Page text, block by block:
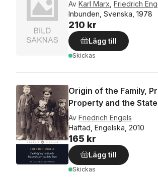
Av Karl Marx Friedrich
Inbunden, Svenska, 1978
210 kr
Lägg till
Skickas
Origin of the Family,
Property and the State
Av Friedrich Engels
Häftad, Engelska, 2010
165 kr
Lägg till
Skickas